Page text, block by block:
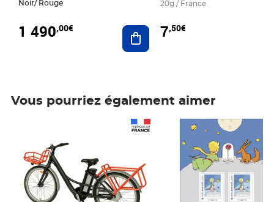
Noir/ Rouge
1 490,00€ Ajouter au panier
20g / France
7,50€
Vous pourriez également aimer
Prix 7,50€